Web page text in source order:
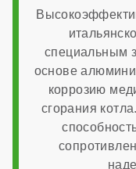
Работа на
специальным
основе
коррозию
сгорания